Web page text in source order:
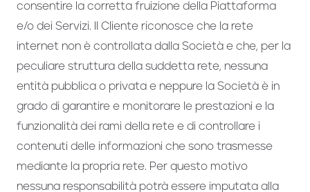
consentire la corretta fruizione della Piattaforma
e/o dei Servizi. Il Cliente riconosce che la rete
internet non è controllata dalla Società e che, per la
peculiare struttura della suddetta rete, nessuna
entità pubblica o privata e neppure la Società è in
grado di garantire e monitorare le prestazioni e la
funzionalità dei rami della rete e di controllare i
contenuti delle informazioni che sono trasmesse
mediante la propria rete. Per questo motivo
nessuna responsabilità potrà essere imputata alla